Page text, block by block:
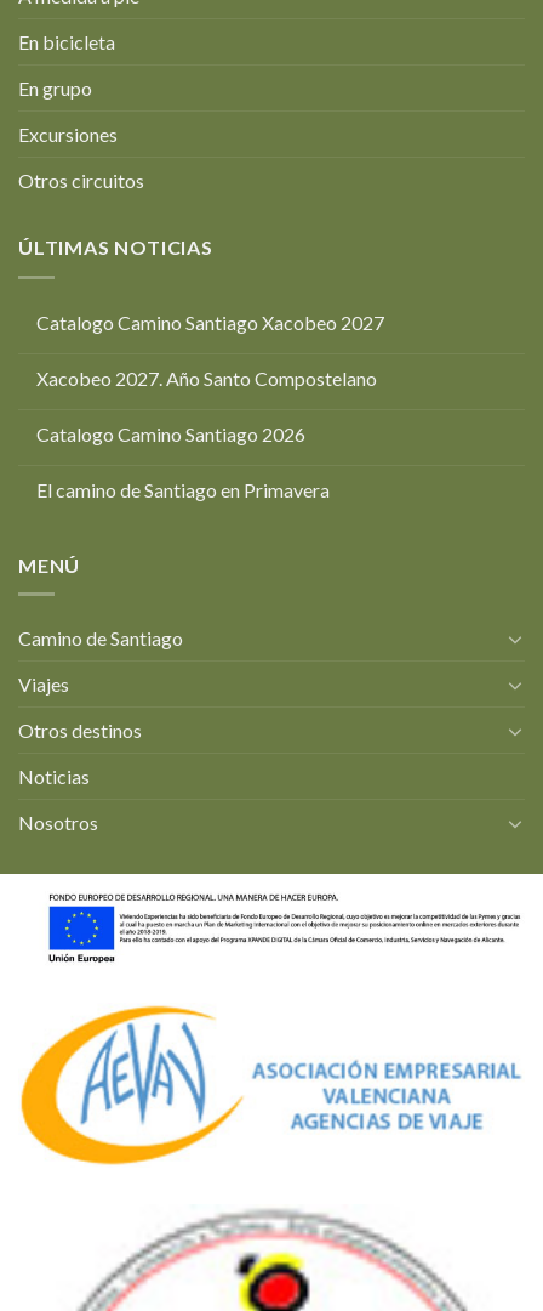
En bicicleta
En grupo
Excursiones
Otros circuitos
ÚLTIMAS NOTICIAS
Catalogo Camino Santiago Xacobeo 2027
Xacobeo 2027. Año Santo Compostelano
Catalogo Camino Santiago 2026
El camino de Santiago en Primavera
MENÚ
Camino de Santiago
Viajes
Otros destinos
Noticias
Nosotros